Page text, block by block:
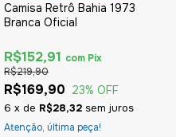
Camisa Retrô Bahia 1973
Branca Oficial
R$169,90
R$219,90
23% OFF
6 x de R$28,32 sem juros
R$152,91 com Pix
Atenção, última peça!